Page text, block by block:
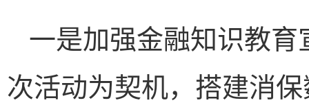
一是加强金融知识教
次活动为契机，搭建消